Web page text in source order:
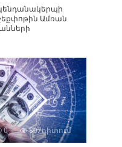
կենդանակերպի
Ամռան
0 807դիտում